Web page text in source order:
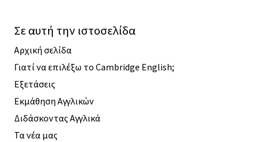
Σε αυτή την ιστοσελίδα
Αρχική σελίδα
Γιατί να επιλέξω το Cambridge English;
Εξετάσεις
Εκμάθηση Αγγλικών
Διδάσκοντας Αγγλικά
Τα νέα μας